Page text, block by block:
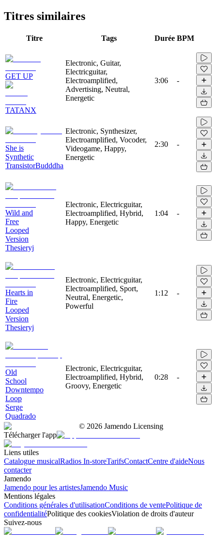
Titres similaires
Titre Tags Durée BPM
GET UP
TATANX
Electronic, Guitar,
Electricguitar,
Electroamplified,
Advertising, Neutral,
Energetic
3:06 -
She is
Synthetic
TransistorBudddha
Electronic, Synthesizer,
Electroamplified, Vocoder,
Videogame, Happy,
Energetic
2:30 -
Wild and
Free
Looped
Version
Thesieryj
Electronic, Electricguitar,
Electroamplified, Hybrid,
Happy, Energetic
1:04 -
Hearts in
Fire
Looped
Version
Thesieryj
Electronic, Electricguitar,
Electroamplified, Sport,
Neutral, Energetic,
Powerful
1:12 -
Old
School
Downtempo
Loop
Serge
Quadrado
Electronic, Electricguitar,
Electroamplified, Hybrid,
Groovy, Energetic
0:28 -
© 2026 Jamendo Licensing
Télécharger l'app
Liens utiles
Catalogue musicalRadios In-storeTarifsContactCentre d'aideNous
contacter
Jamendo
Jamendo pour les artistesJamendo Music
Mentions légales
Conditions générales d'utilisationConditions de ventePolitique de
confidentialitéPolitique des cookiesViolation de droits d'auteur
Suivez-nous